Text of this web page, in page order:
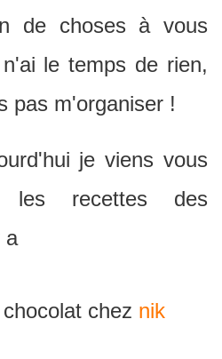
de choses à vous
le temps de rien,
pas m'organiser !
je viens vous
les recettes des
a
chez nik